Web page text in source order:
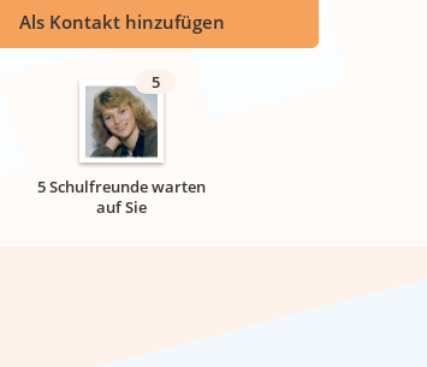
Als Kontakt hinzufügen
5
5 Schulfreunde warten
auf Sie